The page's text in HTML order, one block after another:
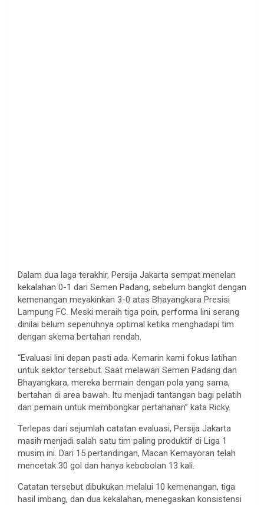
Dalam dua laga terakhir, Persija Jakarta sempat menelan
kekalahan 0-1 dari Semen Padang, sebelum bangkit dengan
kemenangan meyakinkan 3-0 atas Bhayangkara Presisi
Lampung FC. Meski meraih tiga poin, performa lini serang
dinilai belum sepenuhnya optimal ketika menghadapi tim
dengan skema bertahan rendah.
“Evaluasi lini depan pasti ada. Kemarin kami fokus latihan
untuk sektor tersebut. Saat melawan Semen Padang dan
Bhayangkara, mereka bermain dengan pola yang sama,
bertahan di area bawah. Itu menjadi tantangan bagi pelatih
dan pemain untuk membongkar pertahanan” kata Ricky.
Terlepas dari sejumlah catatan evaluasi, Persija Jakarta
masih menjadi salah satu tim paling produktif di Liga 1
musim ini. Dari 15 pertandingan, Macan Kemayoran telah
mencetak 30 gol dan hanya kebobolan 13 kali.
Catatan tersebut dibukukan melalui 10 kemenangan, tiga
hasil imbang, dan dua kekalahan, menegaskan konsistensi